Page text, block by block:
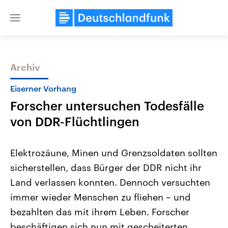
Close
Themen
Landtagswahl Sachsen-Anhalt
2026
Alle Informationen
Sachsen-Anhalt wählt am 6.
September 2026 einen neuen
Landtag. Seit 2021 wird das
Bundesland von einer Koalition aus
Aktuelle Beiträge,
Hintergründe
Wirtschaftlich und
gehören die Vereinigten
den mächtigsten Ländern
mit großem Einfluss auf
Archiv
Eiserner Vorhang
Forscher untersuchen Todesfälle
von DDR-Flüchtlingen
Elektrozäune, Minen und Grenzsoldaten sollten
sicherstellen, dass Bürger der DDR nicht ihr
Land verlassen konnten. Dennoch versuchten
immer wieder Menschen zu fliehen – und
bezahlten das mit ihrem Leben. Forscher